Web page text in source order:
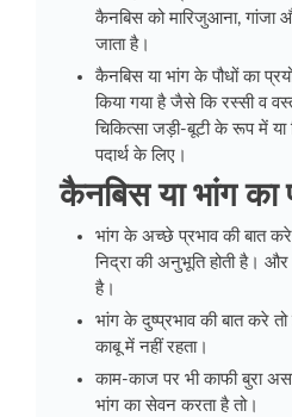
कैनबिस को मारिजुआना, गांजा
जाता है।
कैनबिस या भांग के पौधों का
किया गया है जैसे कि रस्सी व
चिकित्सा जड़ी-बूटी के रूप में
पदार्थ के लिए।
कैनबिस या भांग का
भांग के अच्छे प्रभाव की बात
निद्रा की अनुभूति होती है।
है।
भांग के दुष्प्रभाव की बात करे
काबू में नहीं रहता।
काम-काज पर भी काफी बुरा
भांग का सेवन करता है तो।